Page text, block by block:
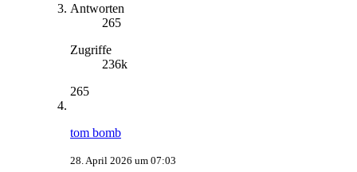
Antworten
265
Zugriffe
236k
265
tom bomb
28. April 2026 um 07:03